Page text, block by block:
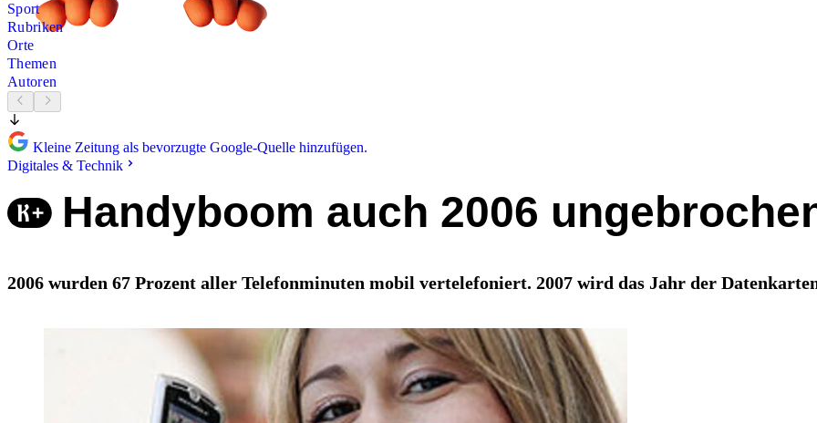
Sport
Rubriken
Orte
Themen
Autoren
Kleine Zeitung als bevorzugte Google-Quelle hinzufügen.
Digitales & Technik
Handyboom auch 2006
2006 wurden 67 Prozent aller Telefonminuten mobil vertelefoniert. 2007 wird das Jahr der